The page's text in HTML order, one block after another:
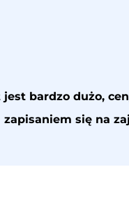
bardzo dużo,
się na